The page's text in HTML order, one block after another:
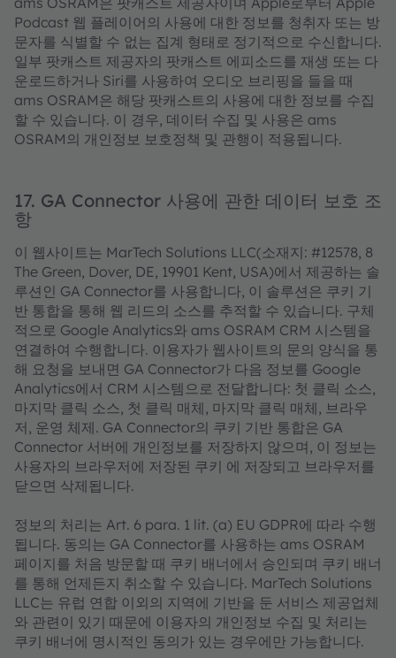
Podcast 웹 플레이어의 사용에 대한 정보를 청취자 또는 방
문자를 식별할 수 없는 집계 형태로 정기적으로 수신합니다.
일부 팟캐스트 제공자의 팟캐스트 에피소드를 재생 또는 다
운로드하거나 Siri를 사용하여 오디오 브리핑을 들을 때
ams OSRAM은 해당 팟캐스트의 사용에 대한 정보를 수집
할 수 있습니다. 이 경우, 데이터 수집 및 사용은 ams
OSRAM의 개인정보 보호정책 및 관행이 적용됩니다.
17. GA Connector 사용에 관한 데이터 보호 조
항
이 웹사이트는 MarTech Solutions LLC(소재지: #12578, 8
The Green, Dover, DE, 19901 Kent, USA)에서 제공하는 솔
루션인 GA Connector를 사용합니다, 이 솔루션은 쿠키 기
반 통합을 통해 웹 리드의 소스를 추적할 수 있습니다. 구체
적으로 Google Analytics와 ams OSRAM CRM 시스템을
연결하여 수행합니다. 이용자가 웹사이트의 문의 양식을 통
해 요청을 보내면 GA Connector가 다음 정보를 Google
Analytics에서 CRM 시스템으로 전달합니다: 첫 클릭 소스,
마지막 클릭 소스, 첫 클릭 매체, 마지막 클릭 매체, 브라우
저, 운영 체제. GA Connector의 쿠키 기반 통합은 GA
Connector 서버에 개인정보를 저장하지 않으며, 이 정보는
사용자의 브라우저에 저장된 쿠키 에 저장되고 브라우저를
닫으면 삭제됩니다.
정보의 처리는 Art. 6 para. 1 lit. (a) EU GDPR에 따라 수행
됩니다. 동의는 GA Connector를 사용하는 ams OSRAM
페이지를 처음 방문할 때 쿠키 배너에서 승인되며 쿠키 배너
를 통해 언제든지 취소할 수 있습니다. MarTech Solutions
LLC는 유럽 연합 이외의 지역에 기반을 둔 서비스 제공업체
와 관련이 있기 때문에 이용자의 개인정보 수집 및 처리는
쿠키 배너에 명시적인 동의가 있는 경우에만 가능합니다.